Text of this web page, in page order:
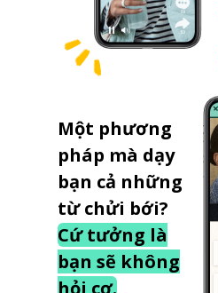
Một phương
pháp mà dạy
bạn cả những
từ chửi bới?
Cứ tưởng là
bạn sẽ không
hỏi cơ.